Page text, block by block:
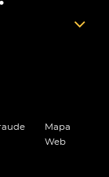
Mapa
Web